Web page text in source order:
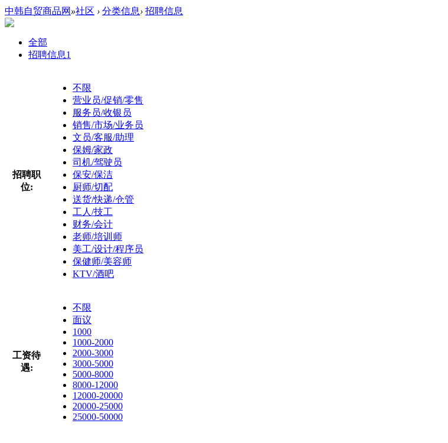
中韩自贸商品网 »社区 › 分类信息› 招聘信息
全部
招聘信息1
招聘职
位:
不限
营业员/促销/零售
服务员/收银员
销售/市场/业务员
文员/客服/助理
保姆/家政
司机/驾驶员
保安/保洁
厨师/切配
送货/快递/仓管
工人/技工
财务/会计
老师/培训师
美工/设计/程序员
保健师/美容师
KTV/酒吧
工资待
遇:
不限
面议
1000
1000-2000
2000-3000
3000-5000
5000-8000
8000-12000
12000-20000
20000-25000
25000-50000